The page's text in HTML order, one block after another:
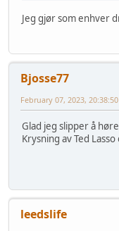
Jeg gjør som enhver
Bjosse77
February 07, 2023, 20:38:50
Glad jeg slipper å
Krysning av Ted
leedslife